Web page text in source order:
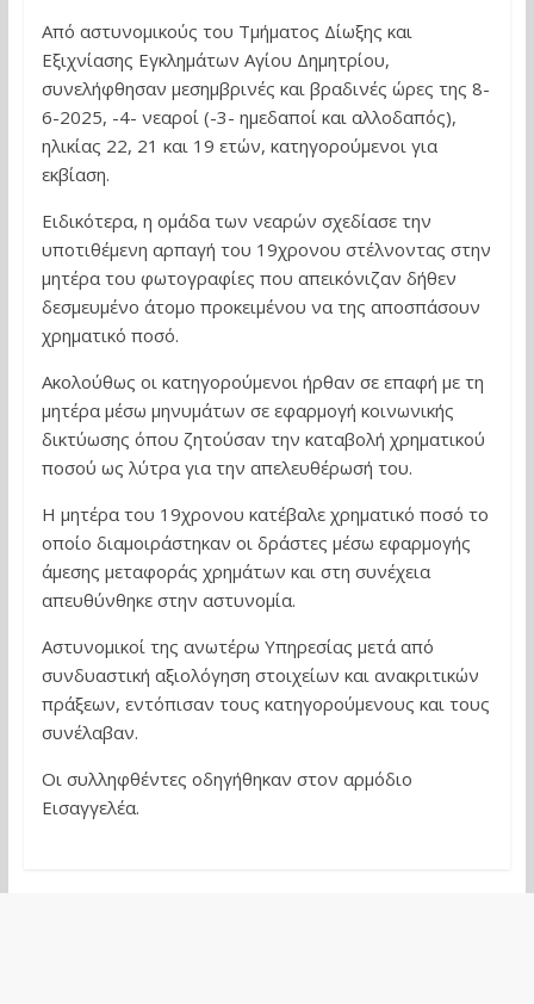
Από αστυνομικούς του Τμήματος Δίωξης και
Εξιχνίασης Εγκλημάτων Αγίου Δημητρίου,
συνελήφθησαν μεσημβρινές και βραδινές ώρες της 8-
6-2025, -4- νεαροί (-3- ημεδαποί και αλλοδαπός),
ηλικίας 22, 21 και 19 ετών, κατηγορούμενοι για
εκβίαση.
Ειδικότερα, η ομάδα των νεαρών σχεδίασε την
υποτιθέμενη αρπαγή του 19χρονου στέλνοντας στην
μητέρα του φωτογραφίες που απεικόνιζαν δήθεν
δεσμευμένο άτομο προκειμένου να της αποσπάσουν
χρηματικό ποσό.
Ακολούθως οι κατηγορούμενοι ήρθαν σε επαφή με τη
μητέρα μέσω μηνυμάτων σε εφαρμογή κοινωνικής
δικτύωσης όπου ζητούσαν την καταβολή χρηματικού
ποσού ως λύτρα για την απελευθέρωσή του.
Η μητέρα του 19χρονου κατέβαλε χρηματικό ποσό το
οποίο διαμοιράστηκαν οι δράστες μέσω εφαρμογής
άμεσης μεταφοράς χρημάτων και στη συνέχεια
απευθύνθηκε στην αστυνομία.
Αστυνομικοί της ανωτέρω Υπηρεσίας μετά από
συνδυαστική αξιολόγηση στοιχείων και ανακριτικών
πράξεων, εντόπισαν τους κατηγορούμενους και τους
συνέλαβαν.
Οι συλληφθέντες οδηγήθηκαν στον αρμόδιο
Εισαγγελέα.